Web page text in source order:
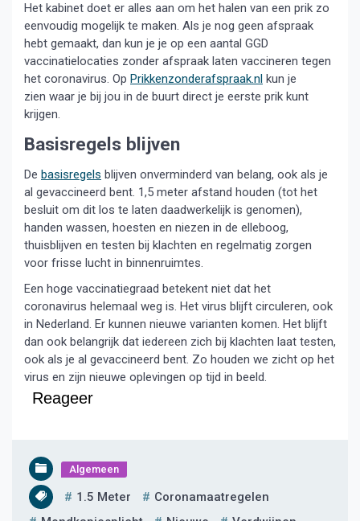
Het kabinet doet er alles aan om het halen van een prik zo
eenvoudig mogelijk te maken. Als je nog geen afspraak
hebt gemaakt, dan kun je je op ​een aantal GGD
vaccinatielocaties zonder afspraak laten vaccineren tegen
het coronavirus. Op Prikkenzonderafspraak.nl ​kun je
zien waar je bij jou in de buurt direct je eerste prik kunt
krijgen​.
Basisregels blijven
De basisregels blijven onverminderd van belang, ook als je
al gevaccineerd bent. 1,5 meter afstand houden (tot het
besluit om dit los te laten daadwerkelijk is genomen),
handen wassen, hoesten en niezen in de elleboog,
thuisblijven en testen bij klachten en regelmatig zorgen
voor frisse lucht in binnenruimtes.
Een hoge vaccinatiegraad betekent niet dat het
coronavirus helemaal weg is. Het virus blijft circuleren, ook
in Nederland. Er kunnen nieuwe varianten komen. Het blijft
dan ook belangrijk dat iedereen zich bij klachten laat testen,
ook als je al gevaccineerd bent. Zo houden we zicht op het
virus en zijn nieuwe oplevingen op tijd in beeld.
Reageer
Algemeen
1.5 Meter
Coronamaatregelen